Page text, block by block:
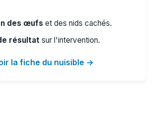
des œufs et des nids cachés.
résultat sur l'intervention.
la fiche du nuisible →